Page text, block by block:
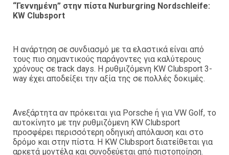
“Γεννημένη” στην πίστα Nurburgring Nordschleife:
KW Clubsport
Η ανάρτηση σε συνδιασμό με τα ελαστικά είναι από
τους πιο σημαντικούς παράγοντες για καλύτερους
χρόνους σε track days. Η ρυθμιζόμενη KW Clubsport 3-
way έχει αποδείξει την αξία της σε πολλές δοκιμές.
Ανεξάρτητα αν πρόκειται για Porsche ή για VW Golf, το
αυτοκίνητο με την ρυθμιζόμενη KW Clubsport
προσφέρει περισσότερη οδηγική απόλαυση και στο
δρόμο και στην πίστα. Η KW Clubsport διατείθεται για
αρκετά μοντέλα και συνοδεύεται από πιστοποίηση.